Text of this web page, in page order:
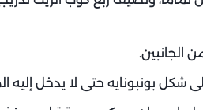
الجانبين.
بونبونايه حتى لا يدخل إليه